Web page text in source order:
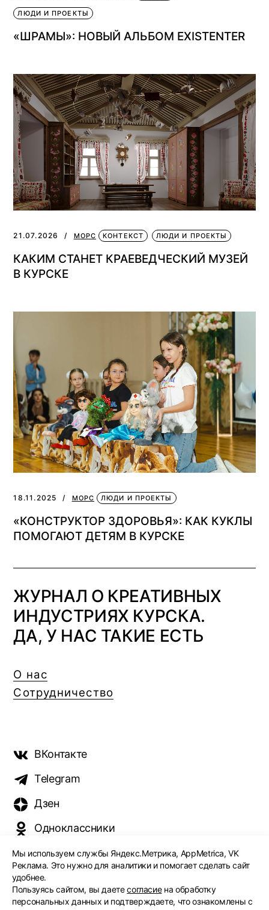
ЛЮДИ И ПРОЕКТЫ
«ШРАМЫ»: НОВЫЙ АЛЬБОМ EXISTENTER
21.07.2026 МОРС КОНТЕКСТ ЛЮДИ И ПРОЕКТЫ
КАКИМ СТАНЕТ КРАЕВЕДЧЕСКИЙ МУЗЕЙ
В КУРСКЕ
18.11.2025 МОРС ЛЮДИ И ПРОЕКТЫ
«КОНСТРУКТОР ЗДОРОВЬЯ»: КАК КУКЛЫ
ПОМОГАЮТ ДЕТЯМ В КУРСКЕ
ЖУРНАЛ О КРЕАТИВНЫХ
ИНДУСТРИЯХ КУРСКА.
ДА, У НАС ТАКИЕ ЕСТЬ
О нас
Сотрудничество
ВКонтакте
Telegram
Дзен
Одноклассники
©️ 2015 - 2026 Интернет-журнал «Морс». Все права
защищены
Мы используем службы Яндекс.Метрика, AppMetrica, VK
Реклама. Это нужно для аналитики и помогает сделать сайт
удобнее.
Пользуясь сайтом, вы даетесогласиена обработку
персональных данных и подтверждаете, что ознакомлены с